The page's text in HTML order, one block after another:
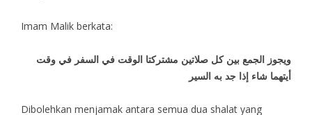
Imam Malik berkata:
ويجوز الجمع بين كل صلاتين مشتركتا الوقت في السفر في وقت
أيتهما شاء إذا جد به السير
Dibolehkan menjamak antara semua dua shalat yang